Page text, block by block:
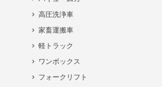
高圧洗浄車
家畜運搬車
軽トラック
ワンボックス
フォークリフト